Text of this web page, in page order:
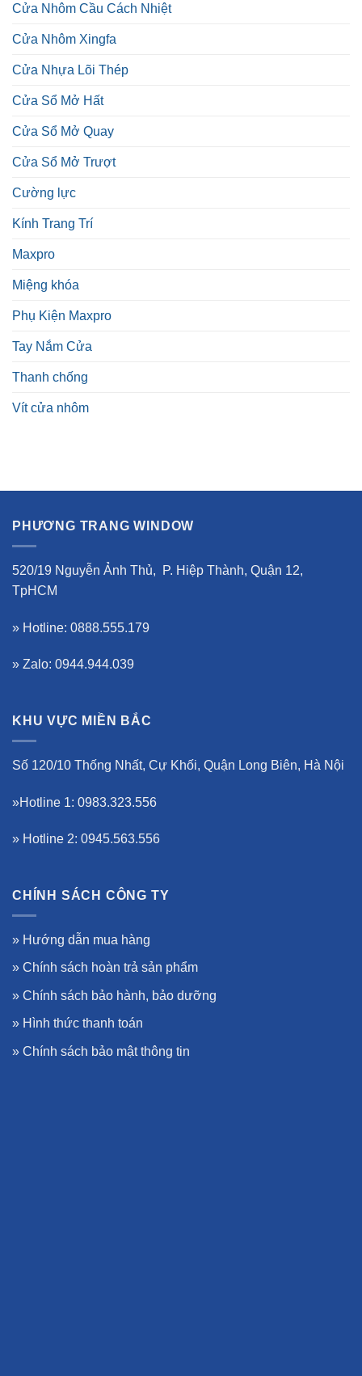
Cửa Nhôm Cầu Cách Nhiệt
Cửa Nhôm Xingfa
Cửa Nhựa Lõi Thép
Cửa Sổ Mở Hất
Cửa Sổ Mở Quay
Cửa Sổ Mở Trượt
Cường lực
Kính Trang Trí
Maxpro
Miệng khóa
Phụ Kiện Maxpro
Tay Nắm Cửa
Thanh chống
Vít cửa nhôm
PHƯƠNG TRANG WINDOW
520/19 Nguyễn Ảnh Thủ, P. Hiệp Thành, Quận 12,
TpHCM
» Hotline: 0888.555.179
» Zalo: 0944.944.039
KHU VỰC MIỀN BẮC
Số 120/10 Thống Nhất, Cự Khối, Quận Long Biên, Hà Nội
»Hotline 1: 0983.323.556
» Hotline 2: 0945.563.556
CHÍNH SÁCH CÔNG TY
» Hướng dẫn mua hàng
» Chính sách hoàn trả sản phẩm
» Chính sách bảo hành, bảo dưỡng
» Hình thức thanh toán
» Chính sách bảo mật thông tin